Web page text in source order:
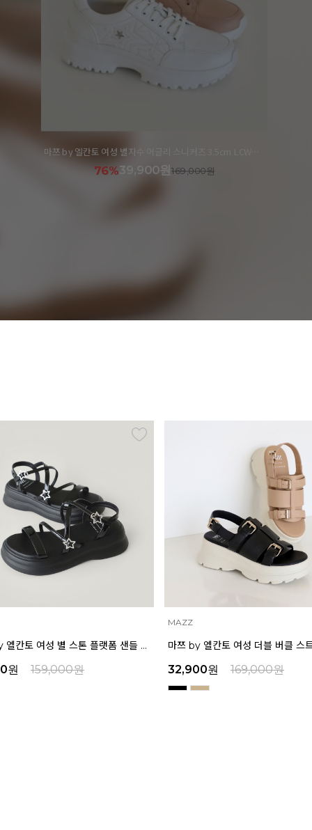
82%30,320원 169,000원
마쯔 by 엘칸토 여성 더블 버클 스트랩 플랫폼 샌들 6cm LCWW34M626
원 169,000원
ELCANTO
29,000원